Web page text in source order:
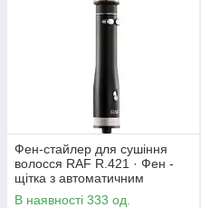
Фен-стайлер для сушіння
волосся RAF R.421 · Фен -
щітка з автоматичним
обертанням насадок, 1000 Вт
В наявності 333 од.